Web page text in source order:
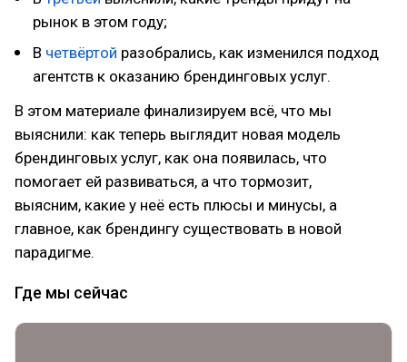
рынок в этом году;
В четвёртой разобрались, как изменился подход
агентств к оказанию брендинговых услуг.
В этом материале финализируем всё, что мы
выяснили: как теперь выглядит новая модель
брендинговых услуг, как она появилась, что
помогает ей развиваться, а что тормозит,
выясним, какие у неё есть плюсы и минусы, а
главное, как брендингу существовать в новой
парадигме.
Где мы сейчас